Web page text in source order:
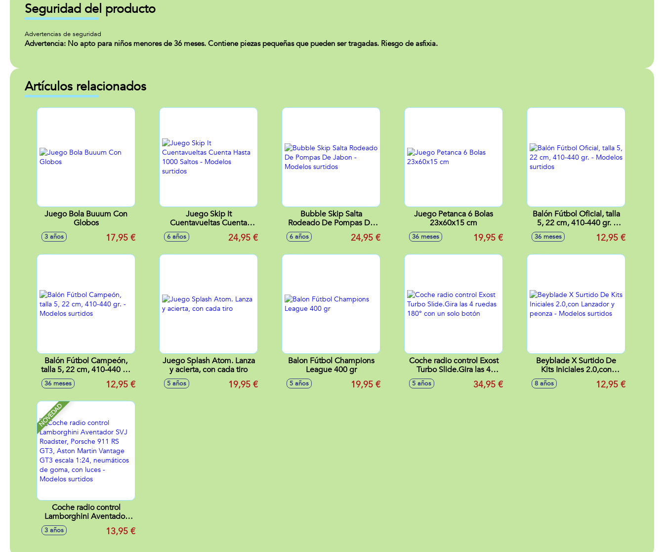
Seguridad del producto
Advertencias de seguridad
Advertencia: No apto para niños menores de 36 meses. Contiene piezas pequeñas que pueden ser tragadas. Riesgo de asfixia.
Artículos relacionados
Juego Bola Buuum Con
Globos
3 años 17,95 €
Juego Skip It
Cuentavueltas Cuenta
Hasta 1000 Saltos -
Modelos surtidos
6 años 24,95 €
Bubble Skip Salta
Rodeado De Pompas De
Jabon - Modelos surtidos
6 años 24,95 €
Juego Petanca 6 Bolas
23x60x15 cm
36 meses 19,95 €
Balón Fútbol Oficial, talla
5, 22 cm, 410-440 gr. -
Modelos surtidos
36 meses 12,95 €
Balón Fútbol Campeón,
talla 5, 22 cm, 410-440 gr.
- Modelos surtidos
36 meses 12,95 €
Juego Splash Atom. Lanza
y acierta, con cada tiro
5 años 19,95 €
Balon Fútbol Champions
League 400 gr
5 años 19,95 €
Coche radio control Exost
Turbo Slide.Gira las 4
ruedas 180° con un solo
5 años 34,95 €
Beyblade X Surtido De
Kits Iniciales 2.0,con
Lanzador y peonza -
Modelos surtidos
8 años 12,95 €
NOVEDAD
Coche radio control
Lamborghini Aventador
SVJ Roadster, Porsche 911
RS GT3, Aston Martin
3 años 13,95 €